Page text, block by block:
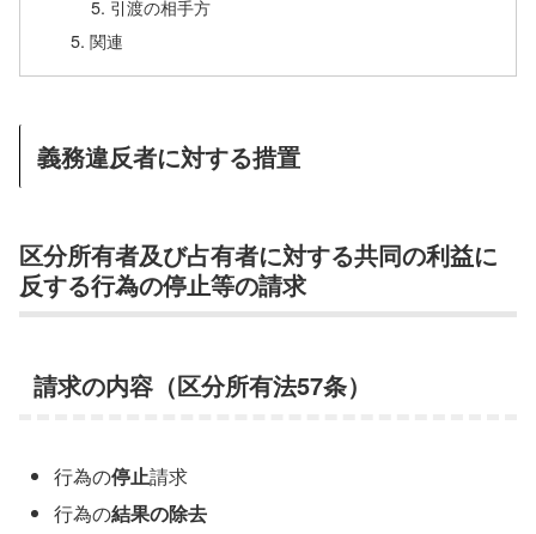
引渡の相手方
関連
義務違反者に対する措置
区分所有者及び占有者に対する共同の利益に
反する行為の停止等の請求
請求の内容（区分所有法57条）
行為の停止請求
行為の結果の除去